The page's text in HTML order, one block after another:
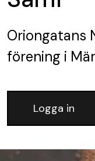
Oriongatans
förening i
Logga in